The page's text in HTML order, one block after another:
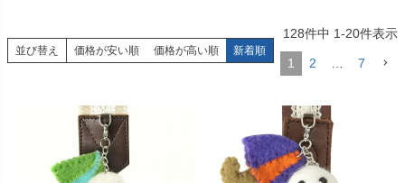
並び替え 価格が安い順 価格が高い順 新着順
128件中 1-20件表示
1 2 … 7